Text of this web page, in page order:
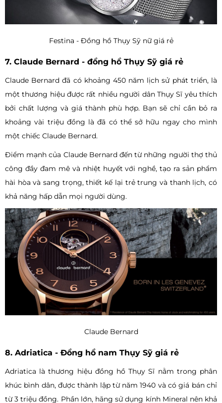
Festina - Đồng hồ Thụy Sỹ nữ giá rẻ
7. Claude Bernard - đồng hồ Thụy Sỹ giá rẻ
Claude Bernard đã có khoảng 450 năm lịch sử phát triển, là
một thương hiệu được rất nhiều người dân Thụy Sĩ yêu thích
bởi chất lượng và giá thành phù hợp. Bạn sẽ chỉ cần bỏ ra
khoảng vài triệu đồng là đã có thể sở hữu ngay cho mình
một chiếc Claude Bernard.
Điểm mạnh của Claude Bernard đến từ những người thợ thủ
công đầy đam mê và nhiệt huyết với nghề, tạo ra sản phẩm
hài hòa và sang trọng, thiết kế lại trẻ trung và thanh lịch, có
khả năng hấp dẫn mọi người dùng.
Claude Bernard
8. Adriatica - Đồng hồ nam Thụy Sỹ giá rẻ
Adriatica là thương hiệu đồng hồ Thụy Sĩ nằm trong phân
khúc bình dân, được thành lập từ năm 1940 và có giá bán chỉ
từ 3 triệu đồng. Phần lớn, hãng sử dụng kính Mineral nên khả